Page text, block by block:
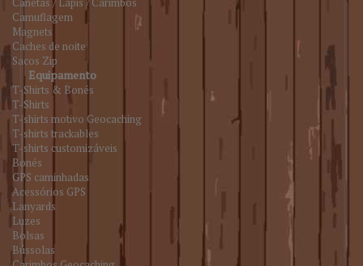
Camuflagem
Magnets
Caches de noite
Sacos Zip
Equipamento
T-Shirts & Bonés
T-Shirts
T-shirts motivo Geocaching
T-shirts trackables
T-shirts customizáveis
Bonés
GPS caminhadas
Acessórios GPS
Lanyards
Luzes
Bolsas
Bússolas